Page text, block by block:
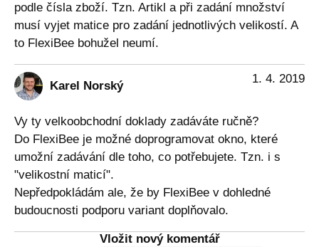
podle čísla zboží. Tzn. Artikl a při zadání množství
musí vyjet matice pro zadání jednotlivých velikostí. A
to FlexiBee bohužel neumí.
Karel Norský 1. 4. 2019
Vy ty velkoobchodní doklady zadáváte ručně?
Do FlexiBee je možné doprogramovat okno, které
umožní zadávání dle toho, co potřebujete. Tzn. i s
"velikostní maticí".
Nepředpokládám ale, že by FlexiBee v dohledné
budoucnosti podporu variant doplňovalo.
Vložit nový komentář